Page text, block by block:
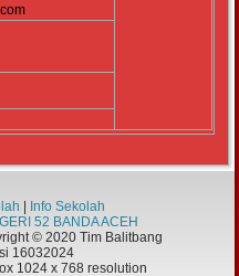
Info Sekolah
52 BANDA ACEH
© 2020 Tim Balitbang
16032024
1024 x 768 resolution